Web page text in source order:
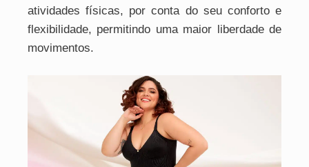
atividades físicas, por conta do seu conforto e
flexibilidade, permitindo uma maior liberdade de
movimentos.